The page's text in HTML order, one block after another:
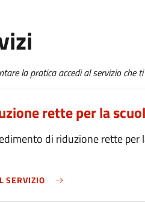
la pratica accedi al servizio che
rette per la
di riduzione rette per
SERVIZIO